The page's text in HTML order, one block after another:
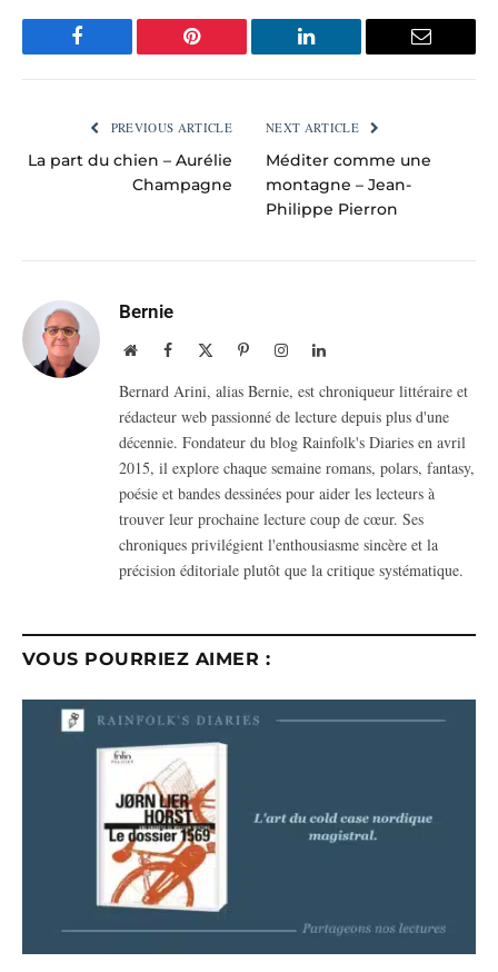
Facebook Pinterest LinkedIn Email
PREVIOUS ARTICLE
La part du chien – Aurélie
Champagne
NEXT ARTICLE
Méditer comme une
montagne – Jean-
Philippe Pierron
Bernie
WebsiteFacebook PinterestInstagramLinkedIn
Bernard Arini, alias Bernie, est chroniqueur littéraire et
rédacteur web passionné de lecture depuis plus d'une
décennie. Fondateur du blog Rainfolk's Diaries en avril
2015, il explore chaque semaine romans, polars, fantasy,
poésie et bandes dessinées pour aider les lecteurs à
trouver leur prochaine lecture coup de cœur. Ses
chroniques privilégient l'enthousiasme sincère et la
précision éditoriale plutôt que la critique systématique.
VOUS POURRIEZ AIMER :